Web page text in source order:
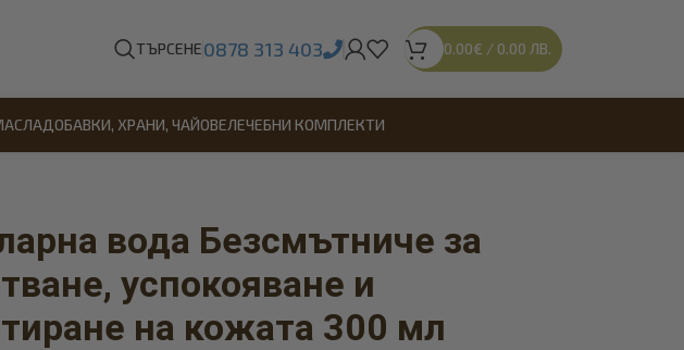
ТЪРСЕНЕ0878 313 403 0.00€ / 0.00 ЛВ.
ДОБАВКИ, ХРАНИ, ЧАЙОВЕЛЕЧЕБНИ КОМПЛЕКТИ
вода Безсмътниче за
успокояване и
на кожата 300 мл